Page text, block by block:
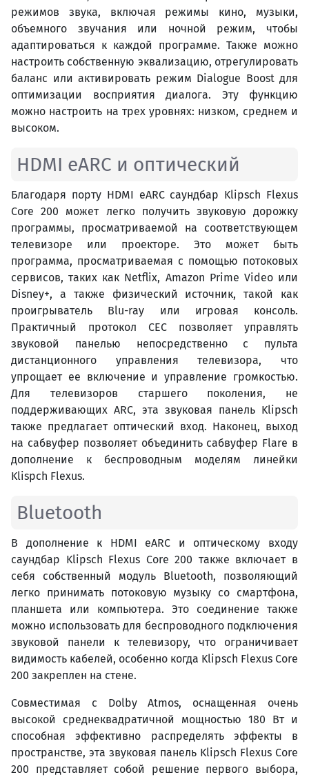
режимов звука, включая режимы кино, музыки,
объемного звучания или ночной режим, чтобы
адаптироваться к каждой программе. Также можно
настроить собственную эквализацию, отрегулировать
баланс или активировать режим Dialogue Boost для
оптимизации восприятия диалога. Эту функцию
можно настроить на трех уровнях: низком, среднем и
высоком.
HDMI eARC и оптический
Благодаря порту HDMI eARC саундбар Klipsch Flexus
Core 200 может легко получить звуковую дорожку
программы, просматриваемой на соответствующем
телевизоре или проекторе. Это может быть
программа, просматриваемая с помощью потоковых
сервисов, таких как Netflix, Amazon Prime Video или
Disney+, а также физический источник, такой как
проигрыватель Blu-ray или игровая консоль.
Практичный протокол CEC позволяет управлять
звуковой панелью непосредственно с пульта
дистанционного управления телевизора, что
упрощает ее включение и управление громкостью.
Для телевизоров старшего поколения, не
поддерживающих ARC, эта звуковая панель Klipsch
также предлагает оптический вход. Наконец, выход
на сабвуфер позволяет объединить сабвуфер Flare в
дополнение к беспроводным моделям линейки
Klispch Flexus.
Bluetooth
В дополнение к HDMI eARC и оптическому входу
саундбар Klipsch Flexus Core 200 также включает в
себя собственный модуль Bluetooth, позволяющий
легко принимать потоковую музыку со смартфона,
планшета или компьютера. Это соединение также
можно использовать для беспроводного подключения
звуковой панели к телевизору, что ограничивает
видимость кабелей, особенно когда Klipsch Flexus Core
200 закреплен на стене.
Совместимая с Dolby Atmos, оснащенная очень
высокой среднеквадратичной мощностью 180 Вт и
способная эффективно распределять эффекты в
пространстве, эта звуковая панель Klipsch Flexus Core
200 представляет собой решение первого выбора,